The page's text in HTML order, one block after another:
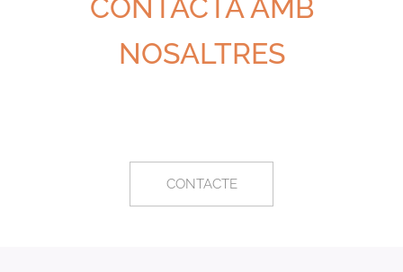
a malalties greus
donem algunes
Podeu posar-vos
CONTACTA AMB
NOSALTRES
CONTACTE